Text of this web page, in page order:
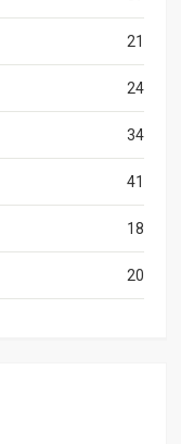
21
24
34
41
18
20